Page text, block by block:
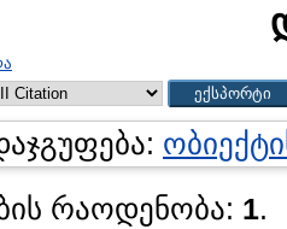
რაოდენობა: 1.